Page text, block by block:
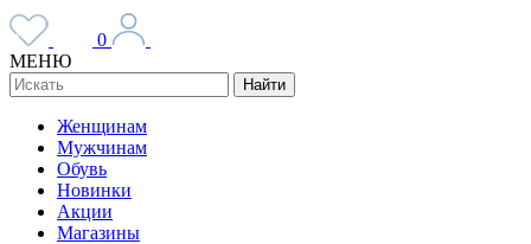
0
МЕНЮ
Найти
Женщинам
Мужчинам
Обувь
Новинки
Акции
Магазины